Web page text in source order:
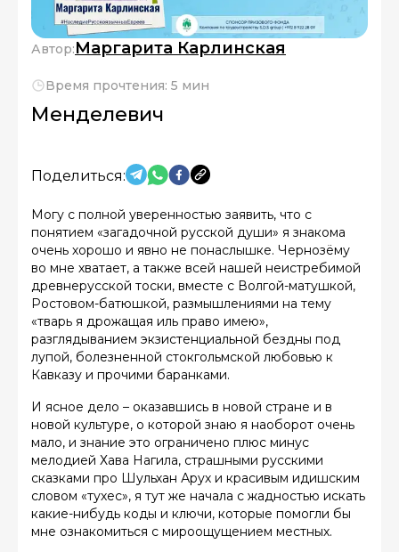
Автор:Маргарита Карлинская
Время прочтения: 5 мин
Менделевич
Поделиться:
Могу с полной уверенностью заявить, что с
понятием «загадочной русской души» я знакома
очень хорошо и явно не понаслышке. Чернозёму
во мне хватает, а также всей нашей неистребимой
древнерусской тоски, вместе с Волгой-матушкой,
Ростовом-батюшкой, размышлениями на тему
«тварь я дрожащая иль право имею»,
разглядыванием экзистенциальной бездны под
лупой, болезненной стокгольмской любовью к
Кавказу и прочими баранками.
И ясное дело – оказавшись в новой стране и в
новой культуре, о которой знаю я наоборот очень
мало, и знание это ограничено плюс минус
мелодией Хава Нагила, страшными русскими
сказками про Шульхан Арух и красивым идишским
словом «тухес», я тут же начала с жадностью искать
какие-нибудь коды и ключи, которые помогли бы
мне ознакомиться с мироощущением местных.